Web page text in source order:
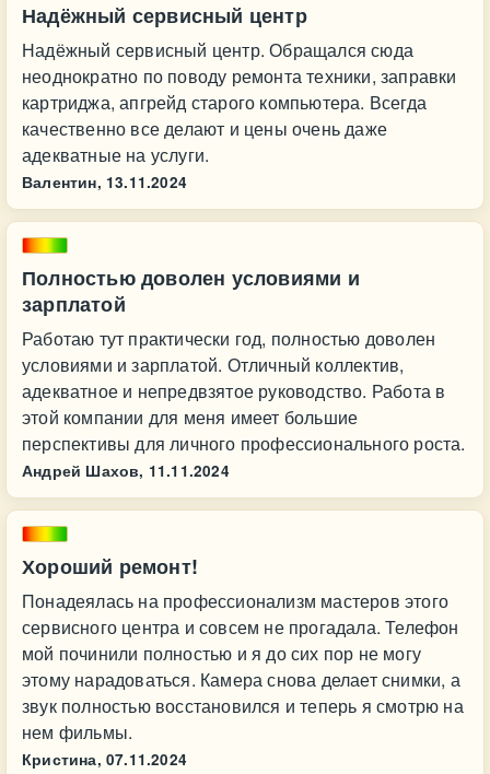
Надёжный сервисный центр
Надёжный сервисный центр. Обращался сюда
неоднократно по поводу ремонта техники, заправки
картриджа, апгрейд старого компьютера. Всегда
качественно все делают и цены очень даже
адекватные на услуги.
Валентин, 13.11.2024
Полностью доволен условиями и
зарплатой
Работаю тут практически год, полностью доволен
условиями и зарплатой. Отличный коллектив,
адекватное и непредвзятое руководство. Работа в
этой компании для меня имеет большие
перспективы для личного профессионального роста.
Андрей Шахов, 11.11.2024
Хороший ремонт!
Понадеялась на профессионализм мастеров этого
сервисного центра и совсем не прогадала. Телефон
мой починили полностью и я до сих пор не могу
этому нарадоваться. Камера снова делает снимки, а
звук полностью восстановился и теперь я смотрю на
нем фильмы.
Кристина, 07.11.2024